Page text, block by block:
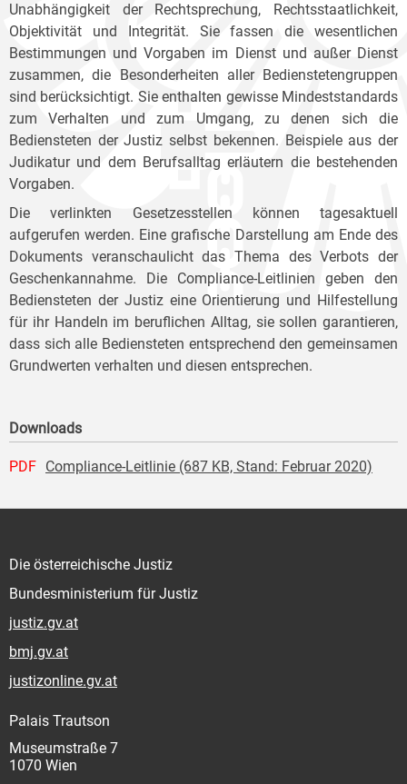
Unabhängigkeit der Rechtsprechung, Rechtsstaatlichkeit,
Objektivität und Integrität. Sie fassen die wesentlichen
Bestimmungen und Vorgaben im Dienst und außer Dienst
zusammen, die Besonderheiten aller Bedienstetengruppen
sind berücksichtigt. Sie enthalten gewisse Mindeststandards
zum Verhalten und zum Umgang, zu denen sich die
Bediensteten der Justiz selbst bekennen. Beispiele aus der
Judikatur und dem Berufsalltag erläutern die bestehenden
Vorgaben.
Die verlinkten Gesetzesstellen können tagesaktuell
aufgerufen werden. Eine grafische Darstellung am Ende des
Dokuments veranschaulicht das Thema des Verbots der
Geschenkannahme. Die Compliance-Leitlinien geben den
Bediensteten der Justiz eine Orientierung und Hilfestellung
für ihr Handeln im beruflichen Alltag, sie sollen garantieren,
dass sich alle Bediensteten entsprechend den gemeinsamen
Grundwerten verhalten und diesen entsprechen.
Downloads
PDF Compliance-Leitlinie (687 KB, Stand: Februar 2020)
Die österreichische Justiz
Bundesministerium für Justiz
justiz.gv.at
bmj.gv.at
justizonline.gv.at
Palais Trautson
Museumstraße 7
1070 Wien